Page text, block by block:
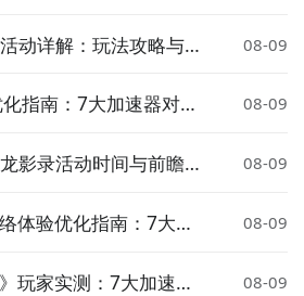
动详解：玩法攻略与奖
08-09
指南：7大加速器对比
08-09
影录活动时间与前瞻介
08-09
体验优化指南：7大加
08-09
玩家实测：7大加速器
08-09